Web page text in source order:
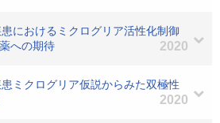
におけるミクログリア活性化制御
への期待
2020
ミクログリア仮説からみた双極性
2020